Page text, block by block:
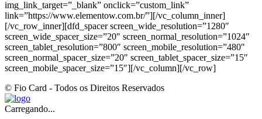
img_link_target=”_blank” onclick=”custom_link”
link=”https://www.elementow.com.br/”][/vc_column_inner]
[/vc_row_inner][dfd_spacer screen_wide_resolution=”1280″
screen_wide_spacer_size=”20″ screen_normal_resolution=”1024″
screen_tablet_resolution=”800″ screen_mobile_resolution=”480″
screen_normal_spacer_size=”20″ screen_tablet_spacer_size=”15″
screen_mobile_spacer_size=”15″][/vc_column][/vc_row]
© Fio Card - Todos os Direitos Reservados
Carregando...